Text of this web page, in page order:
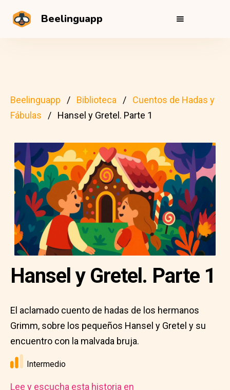
Beelinguapp
Beelinguapp Biblioteca
Cuentos de Hadas y
Fábulas
Hansel y Gretel. Parte 1
Hansel y Gretel. Parte 1
El aclamado cuento de hadas de los hermanos
Grimm, sobre los pequeños Hansel y Gretel y su
encuentro con la malvada bruja.
Intermedio
Lee y escucha esta historia en